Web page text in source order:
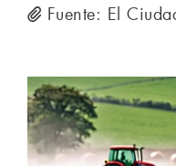
Fuente: El